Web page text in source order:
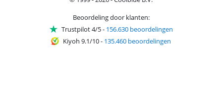
Beoordeling door klanten:
Trustpilot 4/5- 156.630 beoordelingen
Kiyoh 9.1/10- 135.460 beoordelingen